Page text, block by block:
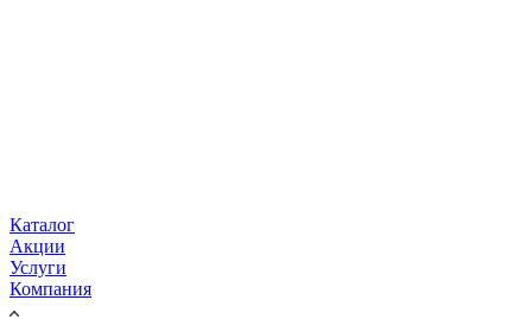
Каталог
Акции
Услуги
Компания